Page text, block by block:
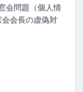
会問題（個人情
会長の虚偽対